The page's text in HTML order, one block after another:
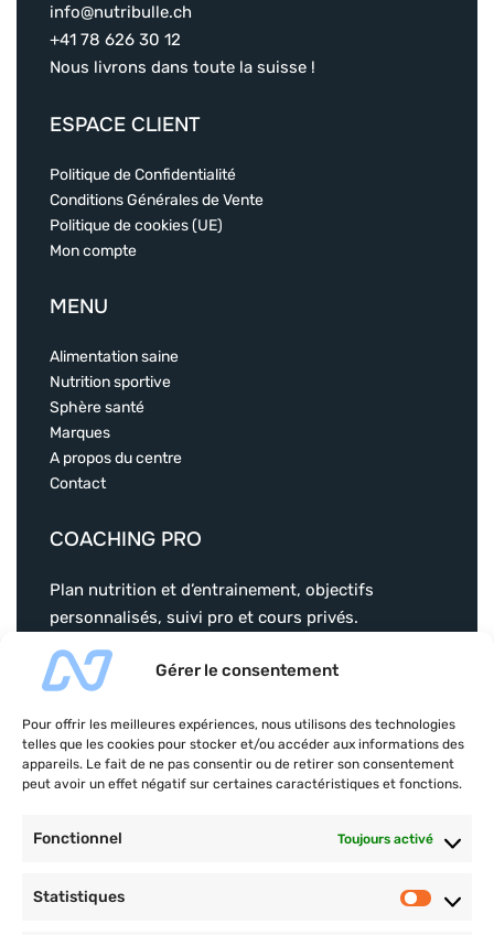
Gérer le consentement
Pour offrir les meilleures expériences, nous utilisons des technologies
telles que les cookies pour stocker et/ou accéder aux informations des
appareils. Le fait de ne pas consentir ou de retirer son consentement
peut avoir un effet négatif sur certaines caractéristiques et fonctions.
Fonctionnel Toujours activé
Statistiques
info@nutribulle.ch
+41 78 626 30 12
Nous livrons dans toute la suisse !
ESPACE CLIENT
Politique de Confidentialité
Conditions Générales de Vente
Politique de cookies (UE)
Mon compte
MENU
Alimentation saine
Nutrition sportive
Sphère santé
Marques
A propos du centre
Contact
COACHING PRO
Plan nutrition et d’entrainement, objectifs
personnalisés, suivi pro et cours privés.
christophervial-coaching.com